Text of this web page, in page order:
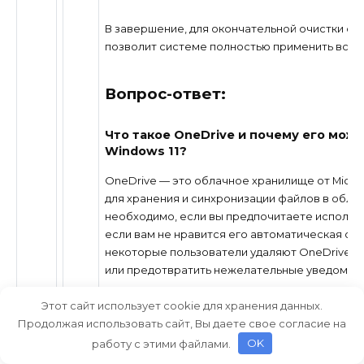
В завершение, для окончательной очистки
позволит системе полностью применить все
Вопрос-ответ:
Что такое OneDrive и почему его
Windows 11?
OneDrive — это облачное хранилище от
для хранения и синхронизации файлов в
необходимо, если вы предпочитаете
если вам не нравится его автоматическая
некоторые пользователи удаляют OneDrive,
или предотвратить нежелательные
Почему я должен удалить OneDrive из
Удаление OneDrive из Windows 11 может
облачные хранилища и предпочитаете
Этот сайт использует cookie для хранения данных.
Продолжая использовать сайт, Вы даете свое согласие на
работу с этими файлами.
OK